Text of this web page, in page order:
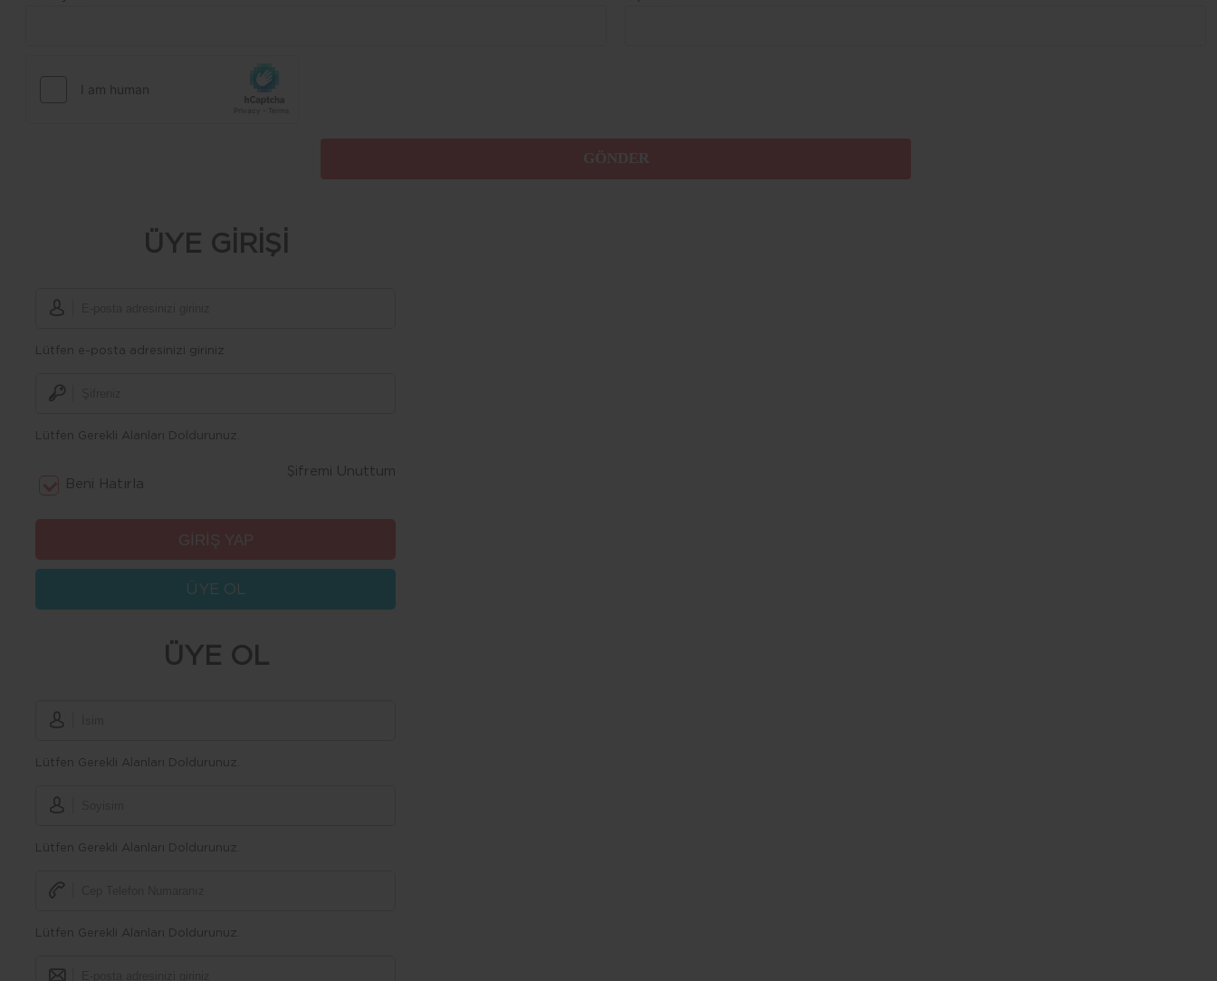
ÜYE GİRİŞİ
Lütfen e-posta adresinizi giriniz
Lütfen Gerekli Alanları Doldurunuz.
Beni Hatırla
Şifremi Unuttum
ÜYE OL
ÜYE OL
Lütfen Gerekli Alanları Doldurunuz.
Lütfen Gerekli Alanları Doldurunuz.
Lütfen Gerekli Alanları Doldurunuz.